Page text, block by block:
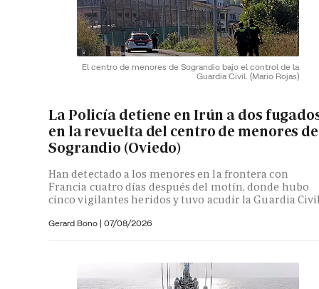
El centro de menores de Sograndio bajo el control de la
Guardia Civil. (Mario Rojas)
La Policía detiene en Irún a dos
en la revuelta del centro de menores de
Sograndio (Oviedo)
Han detectado a los menores en la frontera con
Francia cuatro días después del motín, donde hubo
cinco vigilantes heridos y tuvo acudir la Guardia
Gerard Bono | 07/08/2026